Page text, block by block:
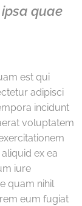
quae
est qui
adipisci
incidunt
voluptatem
ex ea
iure
quam nihil
eum fugiat